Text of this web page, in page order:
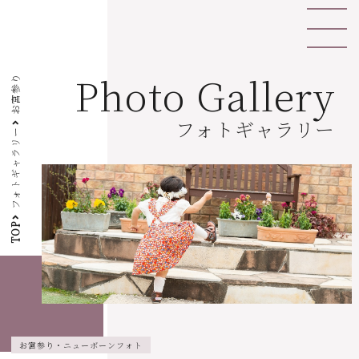
Photo Gallery
フォトギャラリー
TOP
フォトギャラリー
お宮参り
お宮参り・ニューボーンフォト